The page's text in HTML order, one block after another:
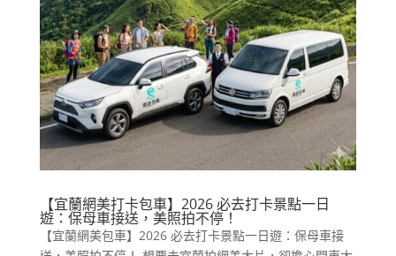
【宜蘭網美打卡包車】2026 必去打卡景點一日
遊：保母車接送，美照拍不停！
【宜蘭網美包車】2026 必去打卡景點一日遊：保母車接